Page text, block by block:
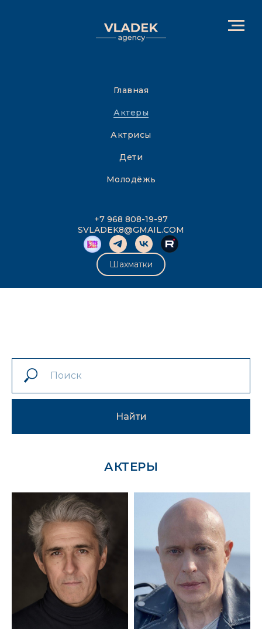
Главная
Актеры
Актрисы
Дети
Молодёжь
+7 968 808-19-97
SVLADEK8@GMAIL.COM
Шахматки
Найти
АКТЕРЫ